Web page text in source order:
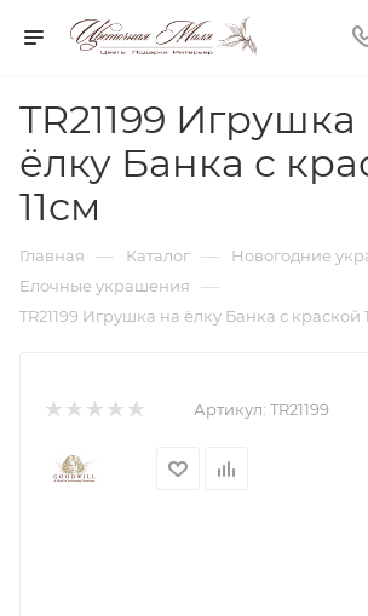
TR21199 Игрушка
ёлку Банка с
11см
Главная — Каталог — Новогодние
Елочные украшения —
TR21199 Игрушка на ёлку Банка с краской
Артикул: TR21199